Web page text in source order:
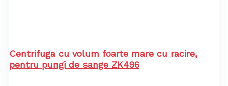
Centrifuga cu volum foarte mare cu racire,
pentru pungi de sange ZK496